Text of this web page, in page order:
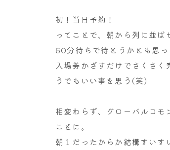
初！当日予約！
ってことで、朝から列に並
60分待ちで待とうかとも思
入場券かざすだけでさくさ
うでもいい事を思う(笑)
相変わらず、グローバルコ
ことに。
朝１だったからか結構すいす